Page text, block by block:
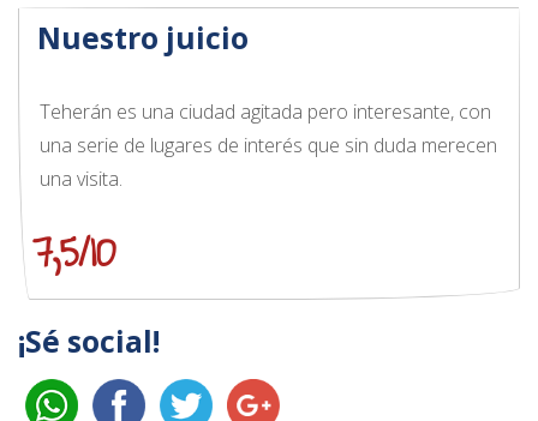
Nuestro juicio
Teherán es una ciudad agitada pero interesante, con
una serie de lugares de interés que sin duda merecen
una visita.
7,5/10
¡Sé social!